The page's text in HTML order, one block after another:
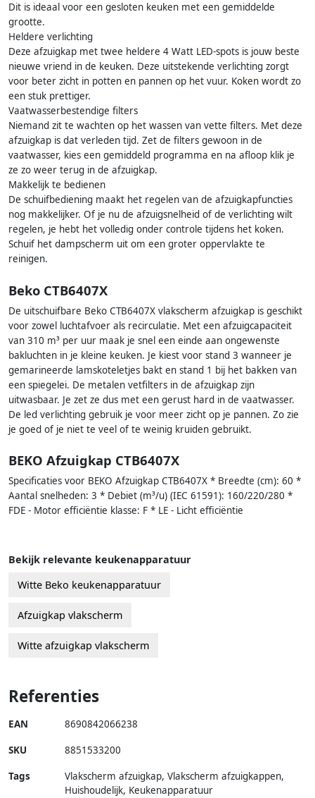
Dit is ideaal voor een gesloten keuken met een gemiddelde
grootte.
Heldere verlichting
Deze afzuigkap met twee heldere 4 Watt LED-spots is jouw beste
nieuwe vriend in de keuken. Deze uitstekende verlichting zorgt
voor beter zicht in potten en pannen op het vuur. Koken wordt zo
een stuk prettiger.
Vaatwasserbestendige filters
Niemand zit te wachten op het wassen van vette filters. Met deze
afzuigkap is dat verleden tijd. Zet de filters gewoon in de
vaatwasser, kies een gemiddeld programma en na afloop klik je
ze zo weer terug in de afzuigkap.
Makkelijk te bedienen
De schuifbediening maakt het regelen van de afzuigkapfuncties
nog makkelijker. Of je nu de afzuigsnelheid of de verlichting wilt
regelen, je hebt het volledig onder controle tijdens het koken.
Schuif het dampscherm uit om een groter oppervlakte te
reinigen.
Beko CTB6407X
De uitschuifbare Beko CTB6407X vlakscherm afzuigkap is geschikt
voor zowel luchtafvoer als recirculatie. Met een afzuigcapaciteit
van 310 m³ per uur maak je snel een einde aan ongewenste
bakluchten in je kleine keuken. Je kiest voor stand 3 wanneer je
gemarineerde lamskoteletjes bakt en stand 1 bij het bakken van
een spiegelei. De metalen vetfilters in de afzuigkap zijn
uitwasbaar. Je zet ze dus met een gerust hard in de vaatwasser.
De led verlichting gebruik je voor meer zicht op je pannen. Zo zie
je goed of je niet te veel of te weinig kruiden gebruikt.
BEKO Afzuigkap CTB6407X
Specificaties voor BEKO Afzuigkap CTB6407X * Breedte (cm): 60 *
Aantal snelheden: 3 * Debiet (m³/u) (IEC 61591): 160/220/280 *
FDE - Motor efficiëntie klasse: F * LE - Licht efficiëntie
Bekijk relevante keukenapparatuur
Witte Beko keukenapparatuur
Afzuigkap vlakscherm
Witte afzuigkap vlakscherm
Referenties
EAN 8690842066238
SKU 8851533200
Tags
Vlakscherm afzuigkap, Vlakscherm afzuigkappen,
Huishoudelijk, Keukenapparatuur